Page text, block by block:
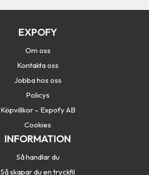
EXPOFY
Om oss
Kontakta oss
Jobba hos oss
Policys
Köpvillkor – Expofy AB
Cookies
INFORMATION
Så handlar du
Så skapar du en tryckfil